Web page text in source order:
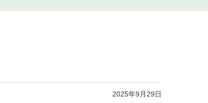
2025年9月29日